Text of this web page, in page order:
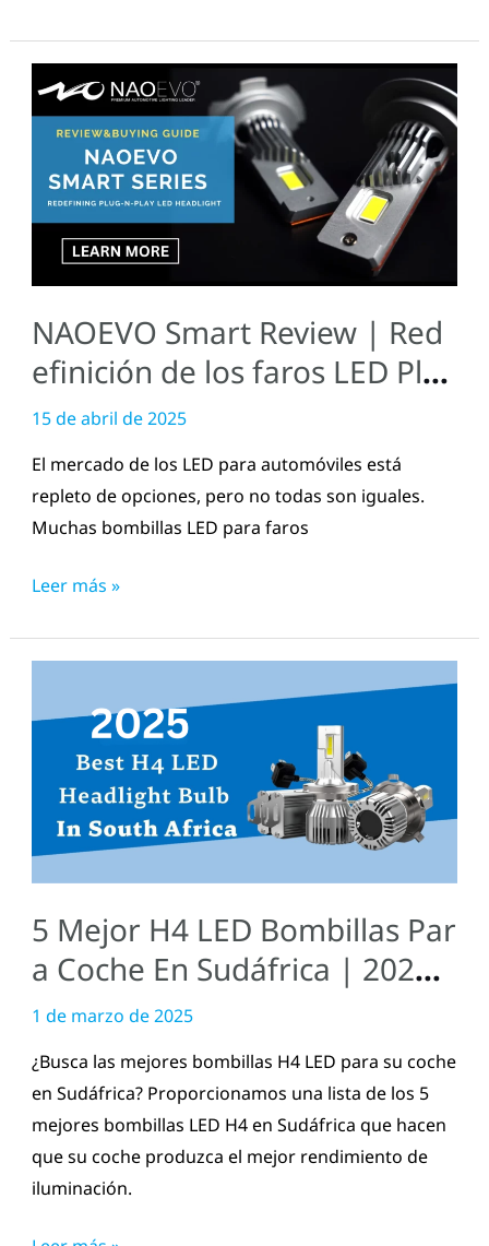
NAOEVO Smart Review | Red
efinición de los faros LED Plu
g-N-Play
15 de abril de 2025
El mercado de los LED para automóviles está
repleto de opciones, pero no todas son iguales.
Muchas bombillas LED para faros
NAOEVO
Smart
Review
Redefinición
LED
Plug-
Play
Leer más »
5 Mejor H4 LED Bombillas Par
a Coche En Sudáfrica | 2025
Actualizado
1 de marzo de 2025
¿Busca las mejores bombillas H4 LED para su coche
en Sudáfrica? Proporcionamos una lista de los 5
mejores bombillas LED H4 en Sudáfrica que hacen
que su coche produzca el mejor rendimiento de
iluminación.
Bombillas
Para
Coche
Sudáfrica
|
Actualizado